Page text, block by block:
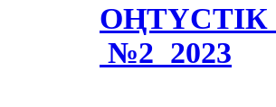
№2 2023